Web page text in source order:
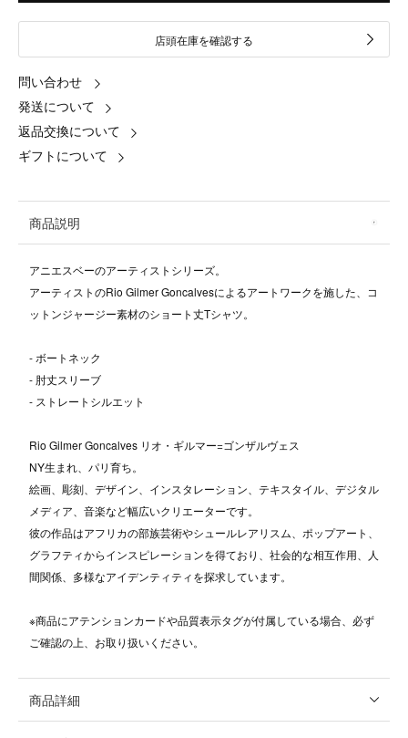
店頭在庫を確認する
問い合わせ
発送について
返品交換について
ギフトについて
商品説明
アニエスベーのアーティストシリーズ。
アーティストのRio Gilmer Goncalvesによるアートワークを施した、コ
ットンジャージー素材のショート丈Tシャツ。
- ボートネック
- 肘丈スリーブ
- ストレートシルエット
Rio Gilmer Goncalves リオ・ギルマー=ゴンザルヴェス
NY生まれ、パリ育ち。
絵画、彫刻、デザイン、インスタレーション、テキスタイル、デジタル
メディア、音楽など幅広いクリエーターです。
彼の作品はアフリカの部族芸術やシュールレアリスム、ポップアート、
グラフティからインスピレーションを得ており、社会的な相互作用、人
間関係、多様なアイデンティティを探求しています。
※商品にアテンションカードや品質表示タグが付属している場合、必ず
ご確認の上、お取り扱いください。
商品詳細